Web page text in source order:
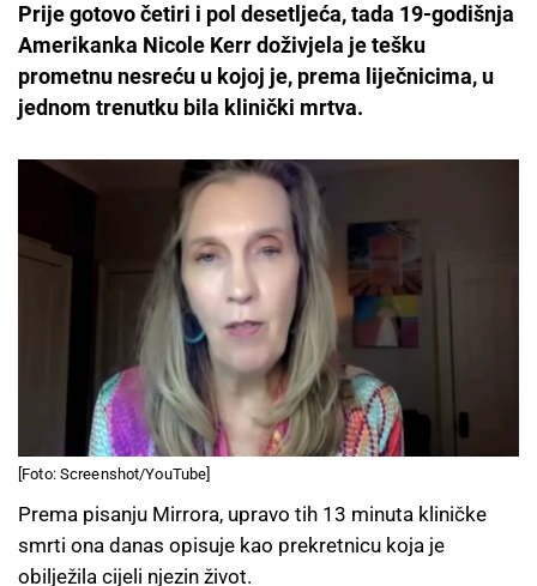
Prije gotovo četiri i pol desetljeća, tada 19-godišnja
Amerikanka Nicole Kerr doživjela je tešku
prometnu nesreću u kojoj je, prema liječnicima, u
jednom trenutku bila klinički mrtva.
[Foto: Screenshot/YouTube]
Prema pisanju Mirrora, upravo tih 13 minuta kliničke
smrti ona danas opisuje kao prekretnicu koja je
obilježila cijeli njezin život.